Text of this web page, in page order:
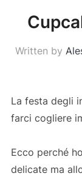
Written by
La festa degli
farci cogliere
Ecco perché
delicate ma